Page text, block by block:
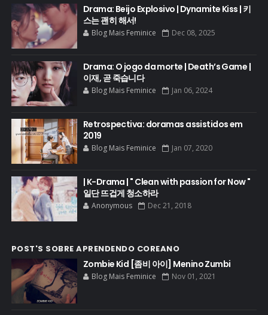
Drama: Beijo Explosivo | Dynamite Kiss | 키
스는 괜히 해서!
Blog Mais Feminice Dec 08, 2025
Drama: O jogo da morte | Death’s Game |
이재, 곧 죽습니다
Blog Mais Feminice Jan 06, 2024
Retrospectiva: doramas assistidos em
2019
Blog Mais Feminice Jan 07, 2020
| K-Drama | " Clean with passion for Now "
일단 뜨겁게 청소하라
Anonymous Dec 21, 2018
POST'S SOBRE APRENDENDO COREANO
Zombie Kid [좀비 아이] Menino Zumbi
Blog Mais Feminice Nov 01, 2021